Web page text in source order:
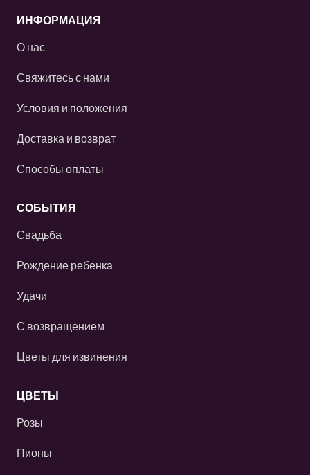
ИНФОРМАЦИЯ
О нас
Свяжитесь с нами
Условия и положения
Доставка и возврат
Способы оплаты
СОБЫТИЯ
Свадьба
Рождение ребенка
Удачи
С возвращением
Цветы для извинения
ЦВЕТЫ
Розы
Пионы